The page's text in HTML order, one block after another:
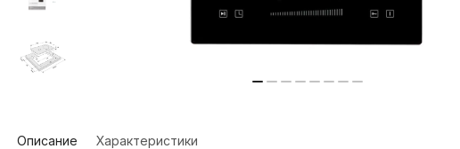
Описание Характеристики